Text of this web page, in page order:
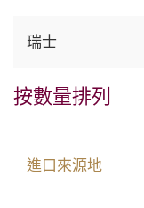
瑞士
按數量排列
進口來源地